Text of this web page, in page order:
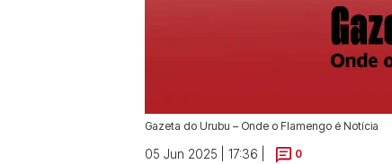
Gazeta do Urubu – Onde o Flamengo é Notícia
05 Jun 2025 | 17:36 | 0